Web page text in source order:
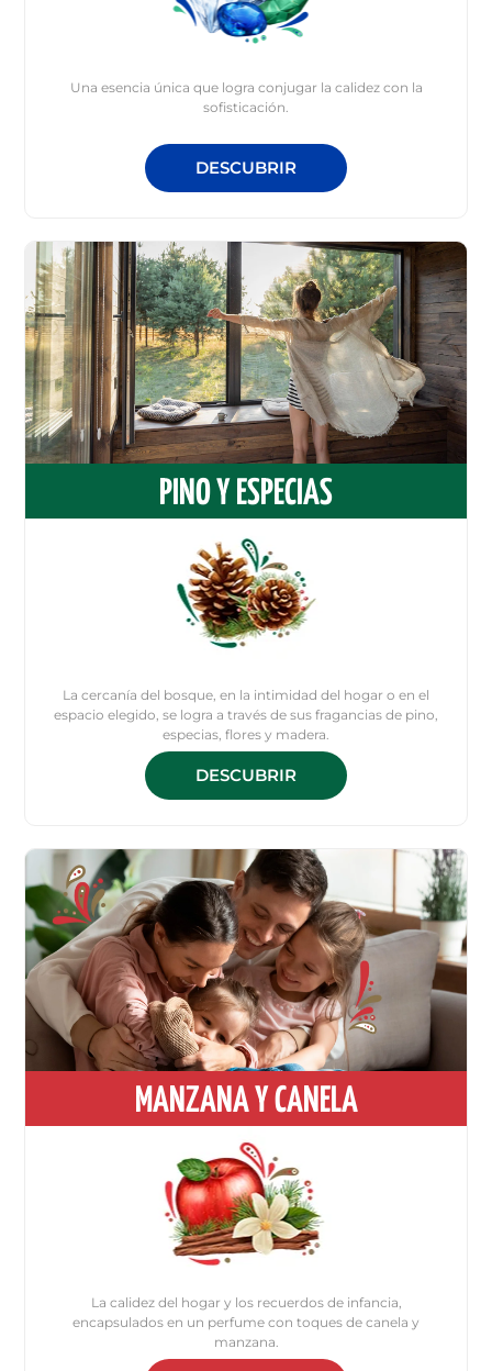
Una esencia única que logra conjugar la calidez con la
sofisticación.
DESCUBRIR
PINO Y ESPECIAS
La cercanía del bosque, en la intimidad del hogar o en el
espacio elegido, se logra a través de sus fragancias de pino,
especias, flores y madera.
DESCUBRIR
MANZANA Y CANELA
La calidez del hogar y los recuerdos de infancia,
encapsulados en un perfume con toques de canela y
manzana.